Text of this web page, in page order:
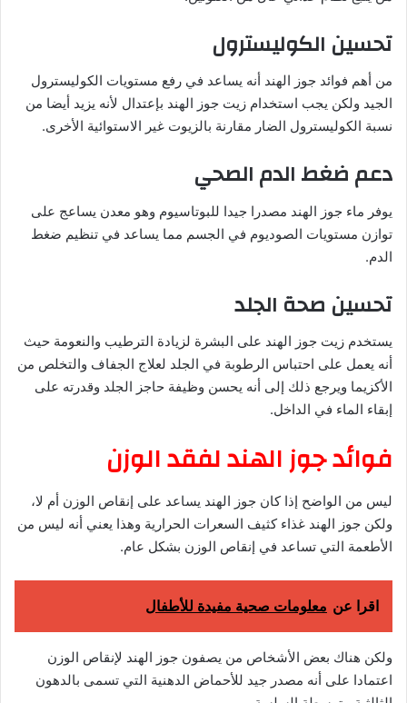
تحسين الكوليسترول
من أهم فوائد جوز الهند أنه يساعد في رفع مستويات الكوليسترول
الجيد ولكن يجب استخدام زيت جوز الهند بإعتدال لأنه يزيد أيضا من
نسبة الكوليسترول الضار مقارنة بالزيوت غير الاستوائية الأخرى.
دعم ضغط الدم الصحي
يوفر ماء جوز الهند مصدرا جيدا للبوتاسيوم وهو معدن يساعج على
توازن مستويات الصوديوم في الجسم مما يساعد في تنظيم ضغط
الدم.
تحسين صحة الجلد
يستخدم زيت جوز الهند على البشرة لزيادة الترطيب والنعومة حيث
أنه يعمل على احتباس الرطوبة في الجلد لعلاج الجفاف والتخلص من
الأكزيما ويرجع ذلك إلى أنه يحسن وظيفة حاجز الجلد وقدرته على
إبقاء الماء في الداخل.
فوائد جوز الهند لفقد الوزن
ليس من الواضح إذا كان جوز الهند يساعد على إنقاص الوزن أم لا،
ولكن جوز الهند غذاء كثيف السعرات الحرارية وهذا يعني أنه ليس من
الأطعمة التي تساعد في إنقاص الوزن بشكل عام.
اقرا عن معلومات صحية مفيدة للأطفال
ولكن هناك بعض الأشخاص من يصفون جوز الهند لإنقاص الوزن
اعتمادا على أنه مصدر جيد للأحماض الدهنية التي تسمى بالدهون